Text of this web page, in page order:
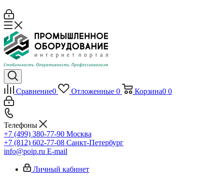
Сравнение0 Отложенные 0 Корзина0 0
Телефоны
+7 (499) 380-77-90 Москва
+7 (812) 602-77-08 Санкт-Петербург
info@poip.ru E-mail
Личный кабинет